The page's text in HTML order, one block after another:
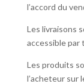
l’accord du
Les livraisons
accessible par
Les produits
l’acheteur sur